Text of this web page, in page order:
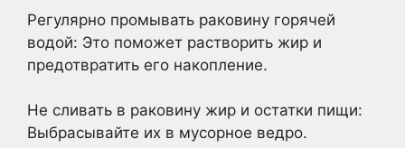
Регулярно промывать раковину горячей
водой: Это поможет растворить жир и
предотвратить его накопление.
Не сливать в раковину жир и остатки пищи:
Выбрасывайте их в мусорное ведро.